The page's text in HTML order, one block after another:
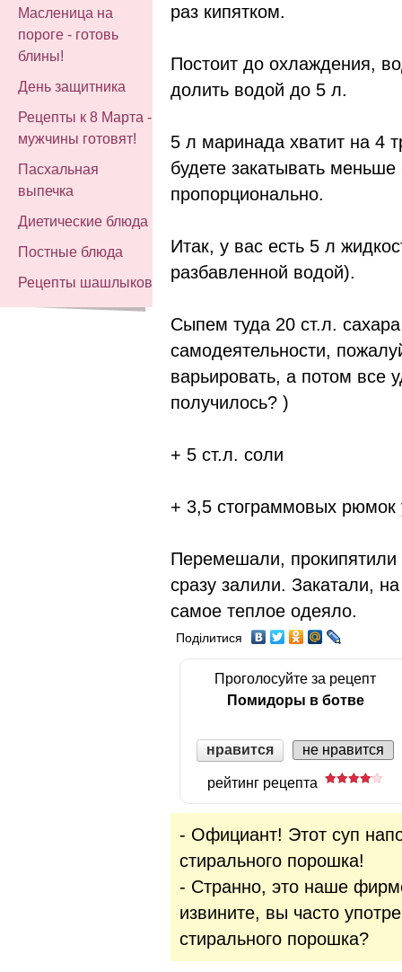
Масленица на
пороге - готовь
блины!
День защитника
Рецепты к 8 Марта -
мужчины готовят!
Пасхальная
выпечка
Диетические блюда
Постные блюда
Рецепты шашлыков
раз кипятком.
Постоит до охлаждения,
долить водой до 5 л.
5 л маринада хватит на 4
будете закатывать меньше
пропорционально.
Итак, у вас есть 5 л
разбавленной водой).
Сыпем туда 20 ст.л.
самодеятельности,
варьировать, а потом все
получилось? )
+ 5 ст.л. соли
+ 3,5 стограммовых рюмок
Перемешали, прокипятили
сразу залили. Закатали,
самое теплое одеяло.
Поділитися
Проголосуйте за рецепт
Помидоры в ботве
нравится не нравится
рейтинг рецепта
- Официант! Этот суп
стирального порошка!
- Странно, это наше
извините, вы часто
стирального порошка?